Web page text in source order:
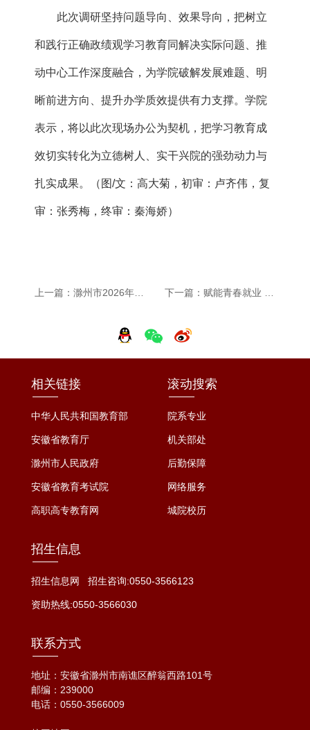
此次调研坚持问题导向、效果导向，把树立
和践行正确政绩观学习教育同解决实际问题、推
动中心工作深度融合，为学院破解发展难题、明
晰前进方向、提升办学质效提供有力支撑。 学院
表示，将以此次现场办公为契机，把学习教育成
效切实转化为立德树人、实干兴院的强劲动力与
扎实成果。 （图/文：高大菊，初审：卢齐伟，复
审：张秀梅，终审：秦海娇）
上一篇：滁州市2026年青少年廉洁文化主题青春思政课在我校成功举办 下一篇：赋能青春就业 助力逐梦前行——我校成功举办滁州市就业创业能力提升大讲堂
相关链接
中华人民共和国教育部
安徽省教育厅
滁州市人民政府
安徽省教育考试院
高职高专教育网
滚动搜索
院系专业
机关部处
后勤保障
网络服务
城院校历
招生信息
招生信息网 招生咨询:0550-3566123
资助热线:0550-3566030
联系方式
地址：安徽省滁州市南谯区醉翁西路101号
邮编：239000
电话： 0550-3566009